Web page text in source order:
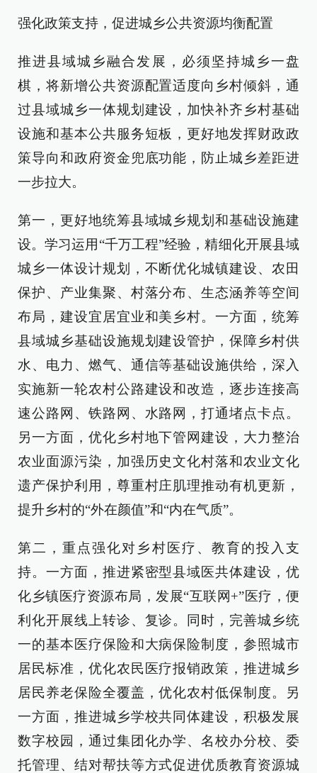
强化政策支持，促进城乡公共资源均衡配置
推进县域城乡融合发展，必须坚持城乡一盘
棋，将新增公共资源配置适度向乡村倾斜，通
过县域城乡一体规划建设，加快补齐乡村基础
设施和基本公共服务短板，更好地发挥财政政
策导向和政府资金兜底功能，防止城乡差距进
一步拉大。
第一，更好地统筹县域城乡规划和基础设施建
设。学习运用“千万工程”经验，精细化开展县域
城乡一体设计规划，不断优化城镇建设、农田
保护、产业集聚、村落分布、生态涵养等空间
布局，建设宜居宜业和美乡村。一方面，统筹
县域城乡基础设施规划建设管护，保障乡村供
水、电力、燃气、通信等基础设施供给，深入
实施新一轮农村公路建设和改造，逐步连接高
速公路网、铁路网、水路网，打通堵点卡点。
另一方面，优化乡村地下管网建设，大力整治
农业面源污染，加强历史文化村落和农业文化
遗产保护利用，尊重村庄肌理推动有机更新，
提升乡村的“外在颜值”和“内在气质”。
第二，重点强化对乡村医疗、教育的投入支
持。一方面，推进紧密型县域医共体建设，优
化乡镇医疗资源布局，发展“互联网+”医疗，便
利化开展线上转诊、复诊。同时，完善城乡统
一的基本医疗保险和大病保险制度，参照城市
居民标准，优化农民医疗报销政策，推进城乡
居民养老保险全覆盖，优化农村低保制度。另
一方面，推进城乡学校共同体建设，积极发展
数字校园，通过集团化办学、名校办分校、委
托管理、结对帮扶等方式促进优质教育资源城